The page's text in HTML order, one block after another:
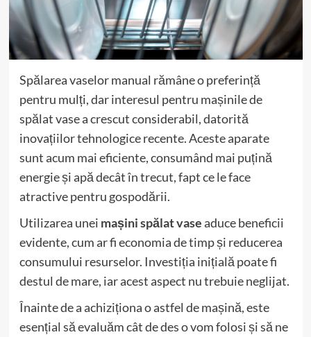
Spălarea vaselor manual rămâne o preferință
pentru mulți, dar interesul pentru mașinile de
spălat vase a crescut considerabil, datorită
inovațiilor tehnologice recente. Aceste aparate
sunt acum mai eficiente, consumând mai puțină
energie și apă decât în trecut, fapt ce le face
atractive pentru gospodării.
Utilizarea unei mașini spălat vaseaduce beneficii
evidente, cum ar fi economia de timp și reducerea
consumului resurselor. Investiția inițială poate fi
destul de mare, iar acest aspect nu trebuie neglijat.
Înainte de a achiziționa o astfel de mașină, este
esențial să evaluăm cât de des o vom folosi și să ne